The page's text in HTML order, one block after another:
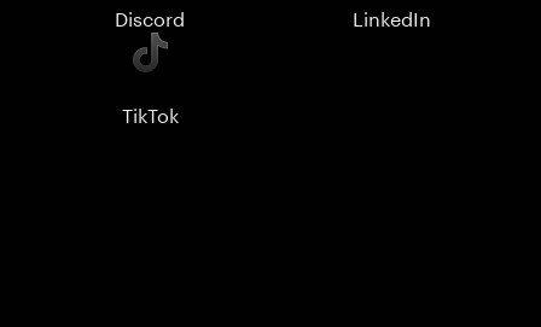
Discord LinkedIn
TikTok